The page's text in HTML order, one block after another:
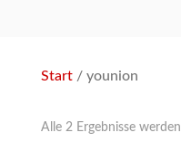
Start/ younion
Alle 2 Ergebnisse